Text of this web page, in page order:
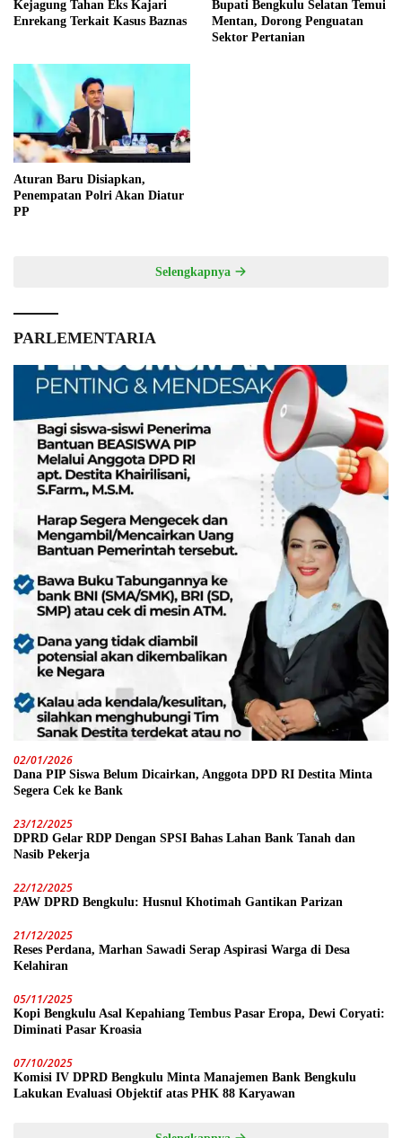
Kejagung Tahan Eks Kajari
Enrekang Terkait Kasus Baznas
Bupati Bengkulu Selatan Temui
Mentan, Dorong Penguatan
Sektor Pertanian
Aturan Baru Disiapkan,
Penempatan Polri Akan Diatur
PP
Selengkapnya
PARLEMENTARIA
02/01/2026
Dana PIP Siswa Belum Dicairkan, Anggota DPD RI Destita Minta
Segera Cek ke Bank
23/12/2025
DPRD Gelar RDP Dengan SPSI Bahas Lahan Bank Tanah dan
Nasib Pekerja
22/12/2025
PAW DPRD Bengkulu: Husnul Khotimah Gantikan Parizan
21/12/2025
Reses Perdana, Marhan Sawadi Serap Aspirasi Warga di Desa
Kelahiran
05/11/2025
Kopi Bengkulu Asal Kepahiang Tembus Pasar Eropa, Dewi Coryati:
Diminati Pasar Kroasia
07/10/2025
Komisi IV DPRD Bengkulu Minta Manajemen Bank Bengkulu
Lakukan Evaluasi Objektif atas PHK 88 Karyawan